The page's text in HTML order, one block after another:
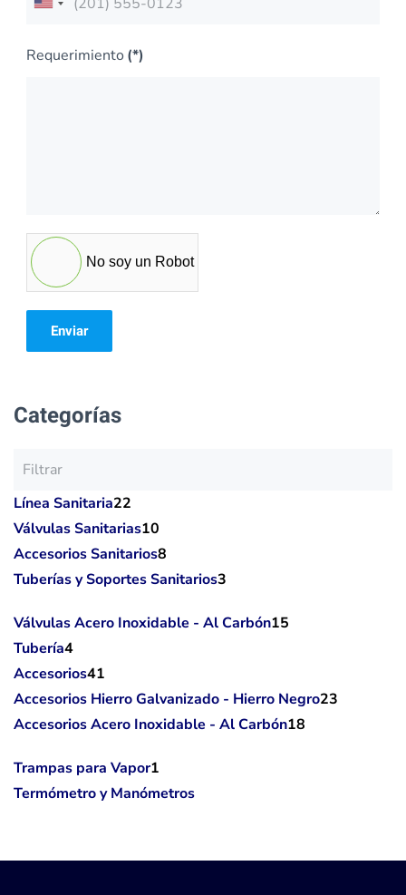
United
+1
Requerimiento (*)
No soy un Robot
Enviar
Categorías
Línea Sanitaria22
Válvulas Sanitarias10
Accesorios Sanitarios8
Tuberías y Soportes Sanitarios3
Válvulas Acero Inoxidable - Al Carbón15
Tubería4
Accesorios41
Accesorios Hierro Galvanizado - Hierro Negro23
Accesorios Acero Inoxidable - Al Carbón18
Trampas para Vapor1
Termómetro y Manómetros